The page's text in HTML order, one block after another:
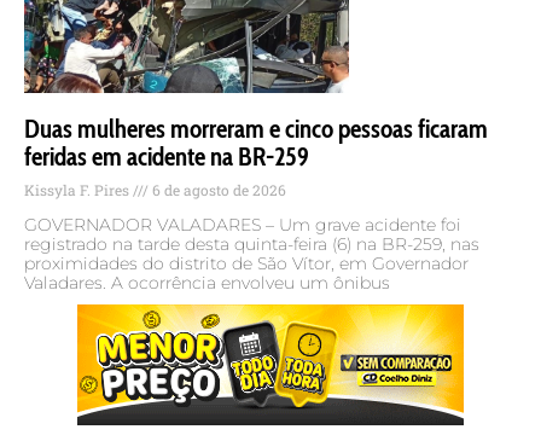
Duas mulheres morreram e cinco pessoas ficaram
feridas em acidente na BR-259
Kissyla F. Pires 6 de agosto de 2026
GOVERNADOR VALADARES – Um grave acidente foi
registrado na tarde desta quinta-feira (6) na BR-259, nas
proximidades do distrito de São Vítor, em Governador
Valadares. A ocorrência envolveu um ônibus